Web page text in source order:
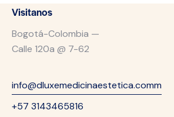
Visitanos
Bogotá-Colombia —
Calle 120a @ 7-62
info@dluxemedicinaestetica.comm
+57 3143465816